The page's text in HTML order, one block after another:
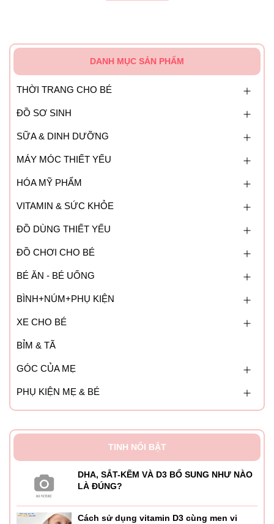
- Tránh xa tầm tay trẻ nhỏ.
DANH MỤC SẢN PHẨM
THỜI TRANG CHO BÉ
ĐỒ SƠ SINH
SỮA & DINH DƯỠNG
MÁY MÓC THIẾT YẾU
HÓA MỸ PHẨM
VITAMIN & SỨC KHỎE
ĐỒ DÙNG THIẾT YẾU
ĐỒ CHƠI CHO BÉ
BÉ ĂN - BÉ UỐNG
BÌNH+NÚM+PHỤ KIỆN
XE CHO BÉ
BỈM & TÃ
GÓC CỦA MẸ
PHỤ KIỆN MẸ & BÉ
TINH NỔI BẬT
DHA, SẮT-KẼM VÀ D3 BỔ SUNG NHƯ NÀO
LÀ ĐÚNG?
Cách sử dụng vitamin D3 cùng men vi